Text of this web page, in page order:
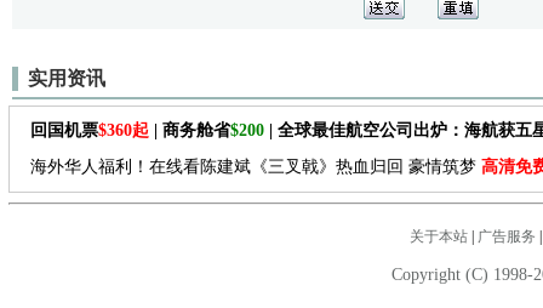
实用资讯
回国机票$360起 | 商务舱省$200 | 全球最佳航空公司出炉：海航获五
海外华人福利！在线看陈建斌《三叉戟》热血归回 豪情筑梦 高清免
关于本站| 广告服务
Copyright (C) 1998-